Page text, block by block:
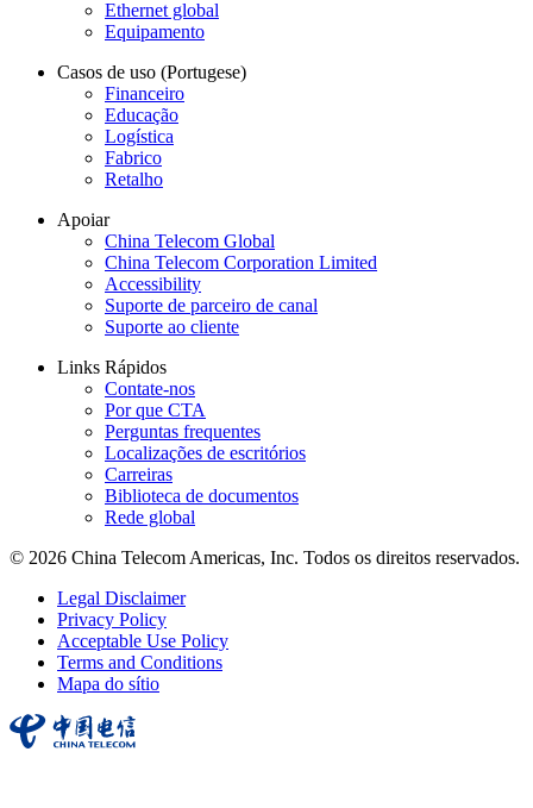
Ethernet global
Equipamento
Casos de uso (Portugese)
Financeiro
Educação
Logística
Fabrico
Retalho
Apoiar
China Telecom Global
China Telecom Corporation Limited
Accessibility
Suporte de parceiro de canal
Suporte ao cliente
Links Rápidos
Contate-nos
Por que CTA
Perguntas frequentes
Localizações de escritórios
Carreiras
Biblioteca de documentos
Rede global
© 2026 China Telecom Americas, Inc. Todos os direitos reservados.
Legal Disclaimer
Privacy Policy
Acceptable Use Policy
Terms and Conditions
Mapa do sítio